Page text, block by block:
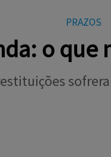
PRAZOS
o que